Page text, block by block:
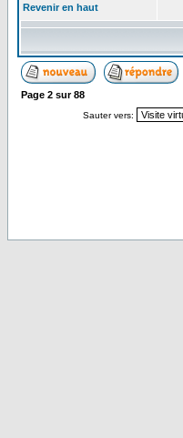
Revenir en haut
Page 2 sur88
Sauter vers: